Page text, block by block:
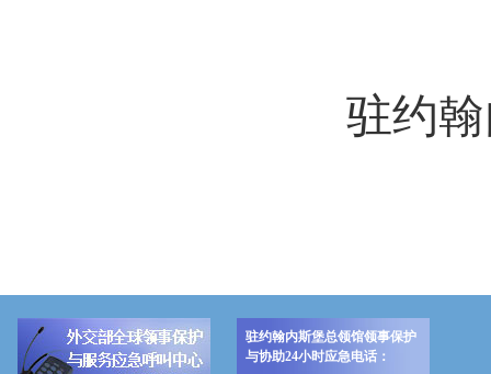
驻约
驻约翰内斯堡总领馆领事保护
与协助24小时应急电话：